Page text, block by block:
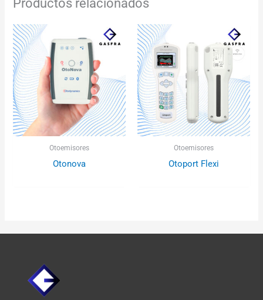
Productos relacionados
Otoemisores
Otonova
Otoemisores
Otoport Flexi